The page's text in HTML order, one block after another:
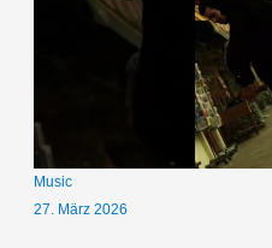
Music
27. März 2026